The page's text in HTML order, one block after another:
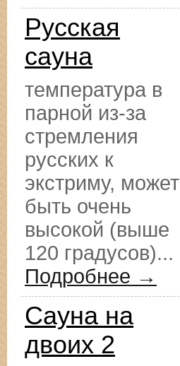
Русская
сауна
температура в
парной из-за
стремления
русских к
экстриму, может
быть очень
высокой (выше
120 градусов)...
Подробнее →
Сауна на
двоих 2